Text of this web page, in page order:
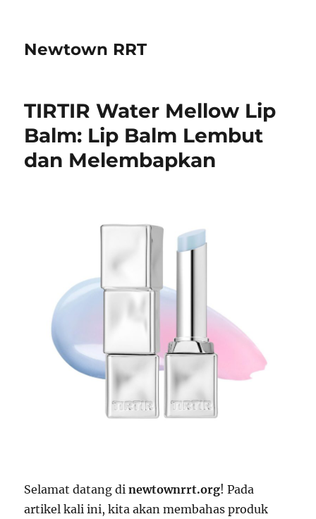
Newtown RRT
TIRTIR Water Mellow Lip
Balm: Lip Balm Lembut
dan Melembapkan
Selamat datang dinewtownrrt.org! Pada
artikel kali ini, kita akan membahas produk